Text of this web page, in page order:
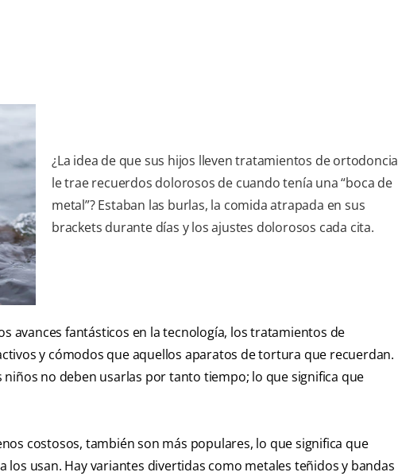
¿La idea de que sus hijos lleven tratamientos de ortodoncia
le trae recuerdos dolorosos de cuando tenía una “boca de
metal”? Estaban las burlas, la comida atrapada en sus
brackets durante días y los ajustes dolorosos cada cita.
avances fantásticos en la tecnología, los tratamientos de
y cómodos que aquellos aparatos de tortura que recuerdan.
no deben usarlas por tanto tiempo; lo que significa que
costosos, también son más populares, lo que significa que
los usan. Hay variantes divertidas como metales teñidos y bandas